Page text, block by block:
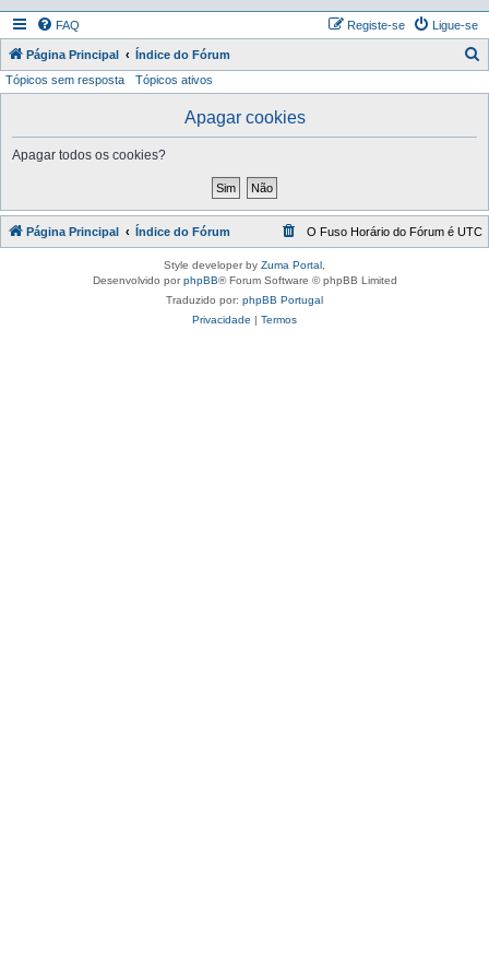
FAQ Ligue-se
Registe-se
Página Principal Índice do Fórum
s
a
Tópicos sem resposta Tópicos ativos
Apagar cookies
Apagar todos os cookies?
Página Principal Índice do Fórum O Fuso Horário do Fórum é UTC
Style developer by Zuma Portal
Desenvolvido porphpBB® Forum Software © phpBB Limited
Traduzido por: phpBB Portugal
Privacidade | Termos